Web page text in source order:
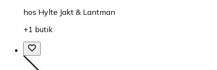
hos Hylte Jakt & Lantman
+1 butik